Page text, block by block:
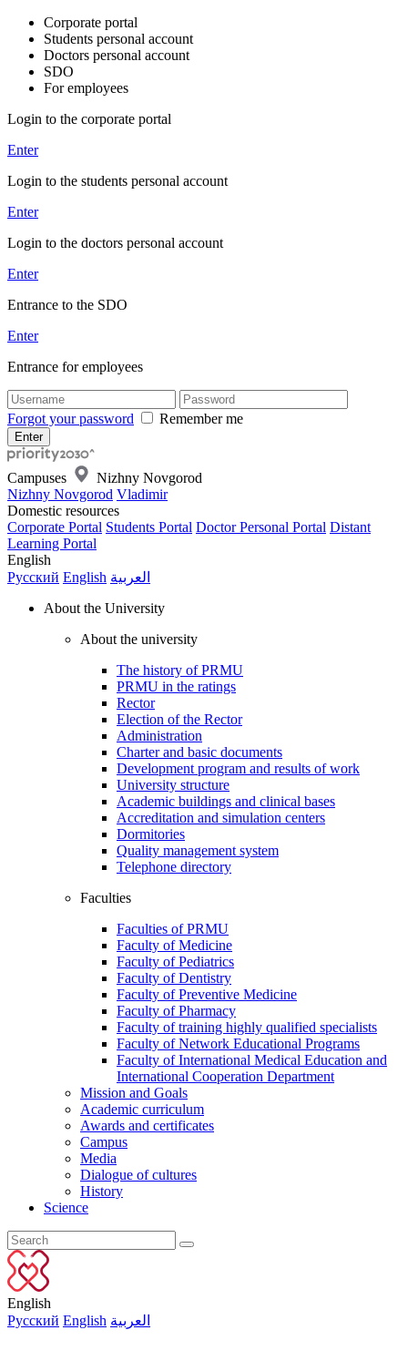
Corporate portal
Students personal account
Doctors personal account
SDO
For employees
Login to the corporate portal
Enter
Login to the students personal account
Enter
Login to the doctors personal account
Enter
Entrance to the SDO
Enter
Entrance for employees
Forgot your password Remember me
Campuses
Nizhny Novgorod
Nizhny Novgorod Vladimir
Domestic resources
Corporate Portal Students Portal Doctor Personal Portal Distant
Learning Portal
English
Русский English العربية
About the University
About the university
The history of PRMU
PRMU in the ratings
Rector
Election of the Rector
Administration
Charter and basic documents
Development program and results of work
University structure
Academic buildings and clinical bases
Accreditation and simulation centers
Dormitories
Quality management system
Telephone directory
Faculties
Faculties of PRMU
Faculty of Medicine
Faculty of Pediatrics
Faculty of Dentistry
Faculty of Preventive Medicine
Faculty of Pharmacy
Faculty of training highly qualified specialists
Faculty of Network Educational Programs
Faculty of International Medical Education and
International Cooperation Department
Mission and Goals
Academic curriculum
Awards and certificates
Campus
Media
Dialogue of cultures
History
Science
English
Русский English العربية